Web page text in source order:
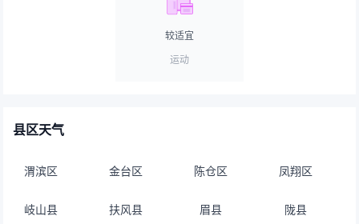
较适宜
运动
县区天气
渭滨区 金台区 陈仓区 凤翔区
岐山县 扶风县 眉县 陇县